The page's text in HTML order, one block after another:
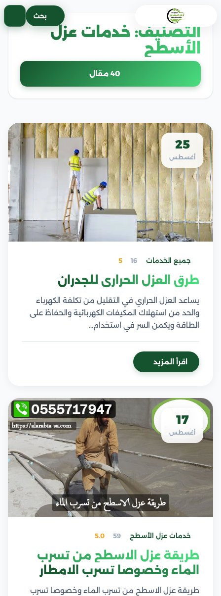
بحث
التصنيف: خدمات عزل
الأسطح
40 مقال
25
أغسطس
جميع الخدمات 16
5
طرق العزل الحراري للجدران
يساعد العزل الحراري في التقليل من تكلفة الكهرباء
والحد من استهلاك المكيفات الكهربائية والحفاظ على
الطاقة ويكمن السر في استخدام…
اقرأ المزيد
17
أغسطس
خدمات عزل الأسطح 59
5.0
طريقة عزل الاسطح من تسرب
الماء وخصوصا تسرب الامطار
طريقة عزل الاسطح من تسرب الماء وخصوصا تسرب